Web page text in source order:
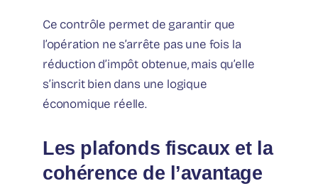
Ce contrôle permet de garantir que
l’opération ne s’arrête pas une fois la
réduction d’impôt obtenue, mais qu’elle
s’inscrit bien dans une logique
économique réelle.
Les plafonds fiscaux et la
cohérence de l’avantage